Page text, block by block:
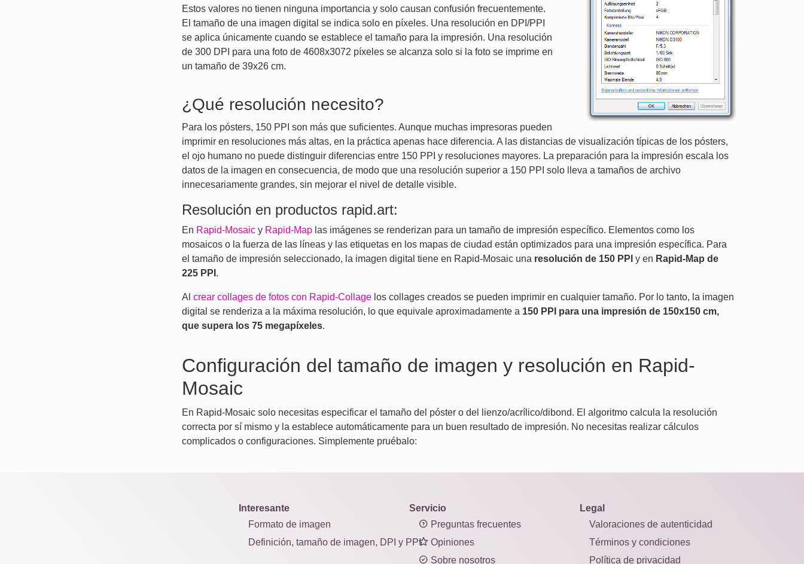
Estos valores no tienen ninguna importancia y solo causan confusión frecuentemente.
El tamaño de una imagen digital se indica solo en píxeles. Una resolución en DPI/PPI
se aplica únicamente cuando se establece el tamaño para la impresión. Una resolución
de 300 DPI para una foto de 4608x3072 píxeles se alcanza solo si la foto se imprime en
un tamaño de 39x26 cm.
¿Qué resolución necesito?
Para los pósters, 150 PPI son más que suficientes. Aunque muchas impresoras pueden
imprimir en resoluciones más altas, en la práctica apenas hace diferencia. A las distancias de visualización típicas de los pósters,
el ojo humano no puede distinguir diferencias entre 150 PPI y resoluciones mayores. La preparación para la impresión escala los
datos de la imagen en consecuencia, de modo que una resolución superior a 150 PPI solo lleva a tamaños de archivo
innecesariamente grandes, sin mejorar el nivel de detalle visible.
Resolución en productos rapid.art:
En Rapid-Mosaic y Rapid-Map las imágenes se renderizan para un tamaño de impresión específico. Elementos como los
mosaicos o la fuerza de las líneas y las etiquetas en los mapas de ciudad están optimizados para una impresión específica. Para
el tamaño de impresión seleccionado, la imagen digital tiene en Rapid-Mosaic una resolución de 150 PPI y en Rapid-Map de
225 PPI .
Al crear collages de fotos con Rapid-Collage los collages creados se pueden imprimir en cualquier tamaño. Por lo tanto, la imagen
digital se renderiza a la máxima resolución, lo que equivale aproximadamente a 150 PPI para una impresión de 150x150 cm,
que supera los 75 megapíxeles.
Configuración del tamaño de imagen y resolución en Rapid-
Mosaic
En Rapid-Mosaic solo necesitas especificar el tamaño del póster o del lienzo/acrílico/dibond. El algoritmo calcula la resolución
correcta por sí mismo y la establece automáticamente para un buen resultado de impresión. No necesitas realizar cálculos
complicados o configuraciones. Simplemente pruébalo:
Interesante
Formato de imagen
Definición, tamaño de imagen, DPI y PPI
Servicio
Preguntas frecuentes
Opiniones
Sobre nosotros
Legal
Valoraciones de autenticidad
Términos y condiciones
Política de privacidad